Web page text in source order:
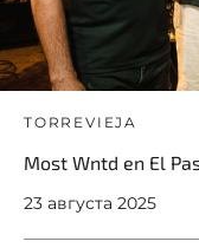
TORREVIEJA
Most Wntd en El
23 августа 2025